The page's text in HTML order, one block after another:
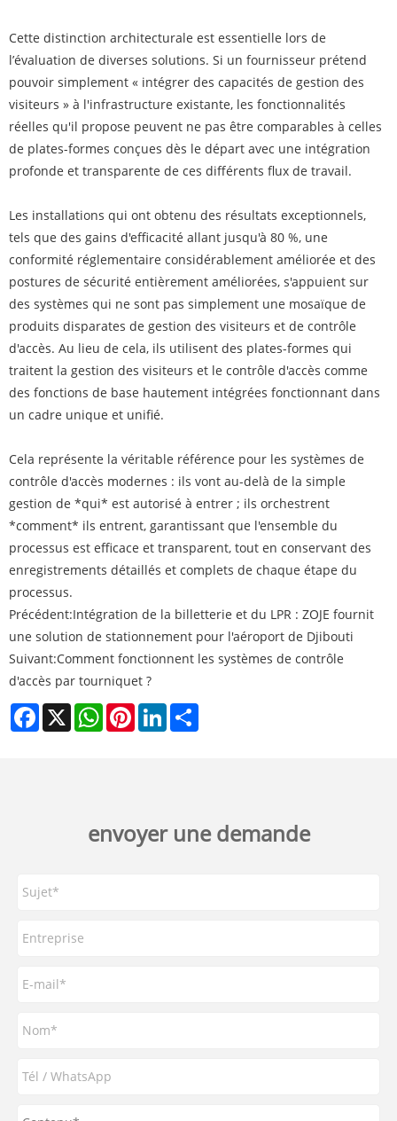
Cette distinction architecturale est essentielle lors de
l’évaluation de diverses solutions. Si un fournisseur prétend
pouvoir simplement « intégrer des capacités de gestion des
visiteurs » à l'infrastructure existante, les fonctionnalités
réelles qu'il propose peuvent ne pas être comparables à celles
de plates-formes conçues dès le départ avec une intégration
profonde et transparente de ces différents flux de travail.
Les installations qui ont obtenu des résultats exceptionnels,
tels que des gains d'efficacité allant jusqu'à 80 %, une
conformité réglementaire considérablement améliorée et des
postures de sécurité entièrement améliorées, s'appuient sur
des systèmes qui ne sont pas simplement une mosaïque de
produits disparates de gestion des visiteurs et de contrôle
d'accès. Au lieu de cela, ils utilisent des plates-formes qui
traitent la gestion des visiteurs et le contrôle d'accès comme
des fonctions de base hautement intégrées fonctionnant dans
un cadre unique et unifié.
Cela représente la véritable référence pour les systèmes de
contrôle d'accès modernes : ils vont au-delà de la simple
gestion de *qui* est autorisé à entrer ; ils orchestrent
*comment* ils entrent, garantissant que l'ensemble du
processus est efficace et transparent, tout en conservant des
enregistrements détaillés et complets de chaque étape du
processus.
Précédent:Intégration de la billetterie et du LPR : ZOJE fournit
une solution de stationnement pour l'aéroport de Djibouti
Suivant:Comment fonctionnent les systèmes de contrôle
d'accès par tourniquet ?
Facebook
X WhatsAppPinterestLinkedIn
envoyer une demande